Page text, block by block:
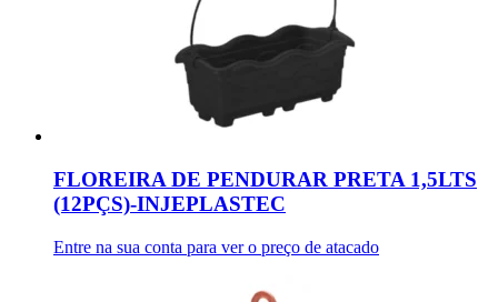
FLOREIRA DE PENDURAR PRETA 1,5LTS
(12PÇS)-INJEPLASTEC
Entre na sua conta para ver o preço de atacado